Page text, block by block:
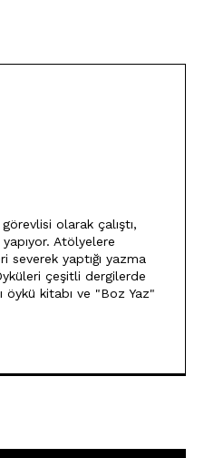
olarak çalıştı,
Atölyelere
severek yaptığı yazma
çeşitli dergilerde
öykü kitabı ve "Boz Yaz"